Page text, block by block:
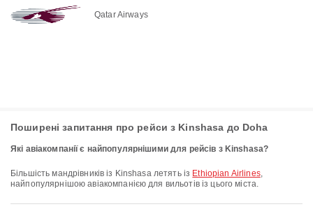
Qatar Airways
Поширені запитання про рейси з Kinshasa до Doha
Які авіакомпанії є найпопулярнішими для рейсів з Kinshasa?
Більшість мандрівників із Kinshasa летять із Ethiopian Airlines,
найпопулярнішою авіакомпанією для вильотів із цього міста.